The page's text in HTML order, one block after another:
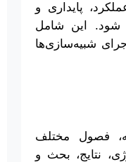
پایداری و
شود. این شامل
شبیه‌سازی‌ها
فصول مختلف
نتایج، بحث و